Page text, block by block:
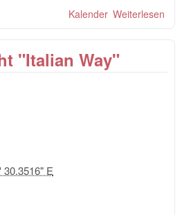
Weiterlesen
Kalender
"Italian Way"
30.3516" E